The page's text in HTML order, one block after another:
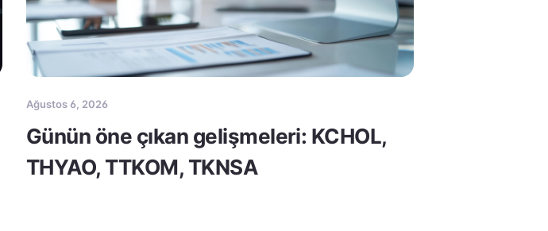
Ağustos 6, 2026
Günün öne çıkan gelişmeleri: KCHOL,
THYAO, TTKOM, TKNSA